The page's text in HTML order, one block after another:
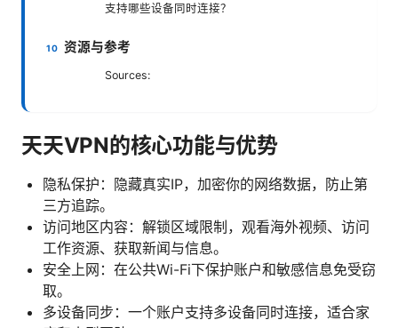
支持哪些设备同时连接？
资源与参考
Sources:
天天VPN的核心功能与优势
隐私保护：隐藏真实IP，加密你的网络数据，防止第
三方追踪。
访问地区内容：解锁区域限制，观看海外视频、访问
工作资源、获取新闻与信息。
安全上网：在公共Wi-Fi下保护账户和敏感信息免受窃
取。
多设备同步：一个账户支持多设备同时连接，适合家